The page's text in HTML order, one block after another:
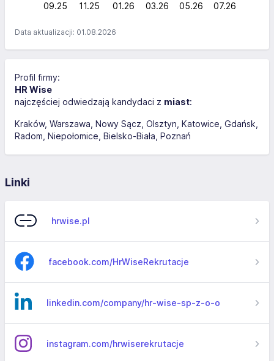
L
09.25 11.25 01.26 03.26 05.26 07.26
Data aktualizacji: 01.08.2026
Profil firmy:
HR Wise
najczęściej odwiedzają kandydaci z miast:
Kraków Warszawa Nowy Sącz Olsztyn Katowice Gdańsk
Radom Niepołomice Bielsko-Biała Poznań
Linki
hrwise.pl
facebook.com/HrWiseRekrutacje
linkedin.com/company/hr-wise-sp-z-o-o
instagram.com/hrwiserekrutacje